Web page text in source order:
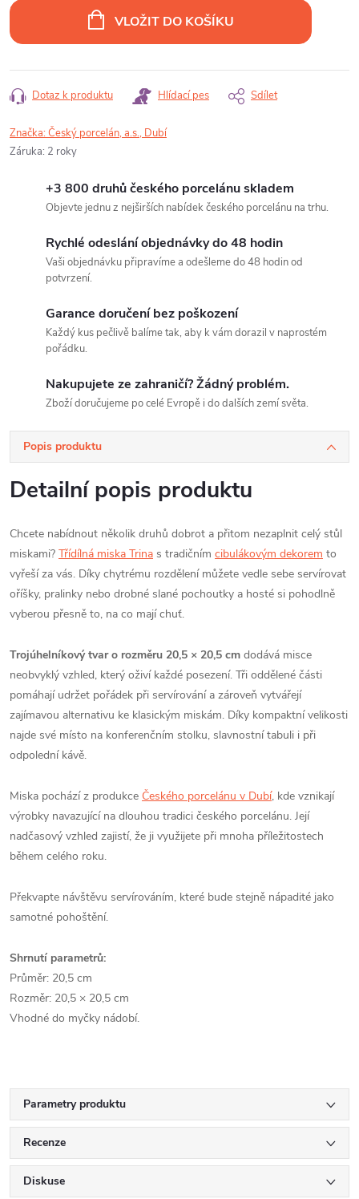
cena:
VLOŽIT DO KOŠÍKU
Dotaz k produktu Hlídací pes Sdílet
Značka:Český porcelán, a.s., Dubí
Záruka: 2 roky
+3 800 druhů českého porcelánu skladem
Objevte jednu z nejširších nabídek českého porcelánu na trhu.
Rychlé odeslání objednávky do 48 hodin
Vaši objednávku připravíme a odešleme do 48 hodin od
potvrzení.
Garance doručení bez poškození
Každý kus pečlivě balíme tak, aby k vám dorazil v naprostém
pořádku.
Nakupujete ze zahraničí? Žádný problém.
Zboží doručujeme po celé Evropě i do dalších zemí světa.
Popis produktu
Detailní popis produktu
Chcete nabídnout několik druhů dobrot a přitom nezaplnit celý stůl
miskami? Třídílná miska Trina s tradičním cibulákovým dekorem to
vyřeší za vás. Díky chytrému rozdělení můžete vedle sebe servírovat
oříšky, pralinky nebo drobné slané pochoutky a hosté si pohodlně
vyberou přesně to, na co mají chuť.
Trojúhelníkový tvar o rozměru 20,5 × 20,5 cm dodává misce
neobvyklý vzhled, který oživí každé posezení. Tři oddělené části
pomáhají udržet pořádek při servírování a zároveň vytvářejí
zajímavou alternativu ke klasickým miskám. Díky kompaktní velikosti
najde své místo na konferenčním stolku, slavnostní tabuli i při
odpolední kávě.
Miska pochází z produkce Českého porcelánu v Dubí, kde vznikají
výrobky navazující na dlouhou tradici českého porcelánu. Její
nadčasový vzhled zajistí, že ji využijete při mnoha příležitostech
během celého roku.
Překvapte návštěvu servírováním, které bude stejně nápadité jako
samotné pohoštění.
Shrnutí parametrů:
Průměr: 20,5 cm
Rozměr: 20,5 × 20,5 cm
Vhodné do myčky nádobí.
Parametry produktu
Recenze
Diskuse